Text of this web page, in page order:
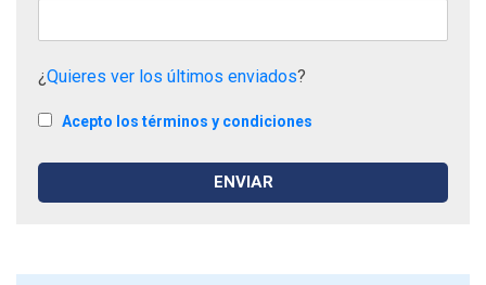
¿Quieres ver los últimos enviados?
Acepto los términos y condiciones